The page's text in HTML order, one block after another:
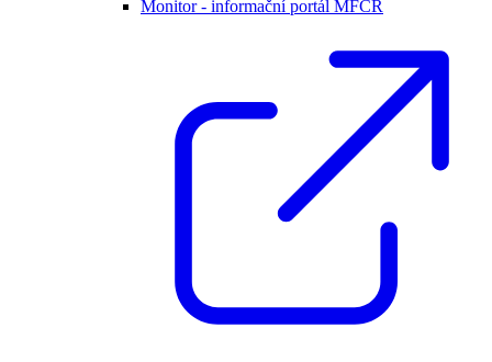
Monitor - informační portál MFČR